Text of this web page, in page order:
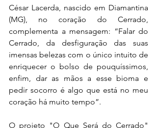
César Lacerda, nascido em Diamantina
(MG), no coração do Cerrado,
complementa a mensagem: “Falar do
Cerrado, da desfiguração das suas
imensas belezas com o único intuito de
enriquecer o bolso de pouquíssimos,
enfim, dar as mãos a esse bioma e
pedir socorro é algo que está no meu
coração há muito tempo”.
O projeto "O Que Será do Cerrado"